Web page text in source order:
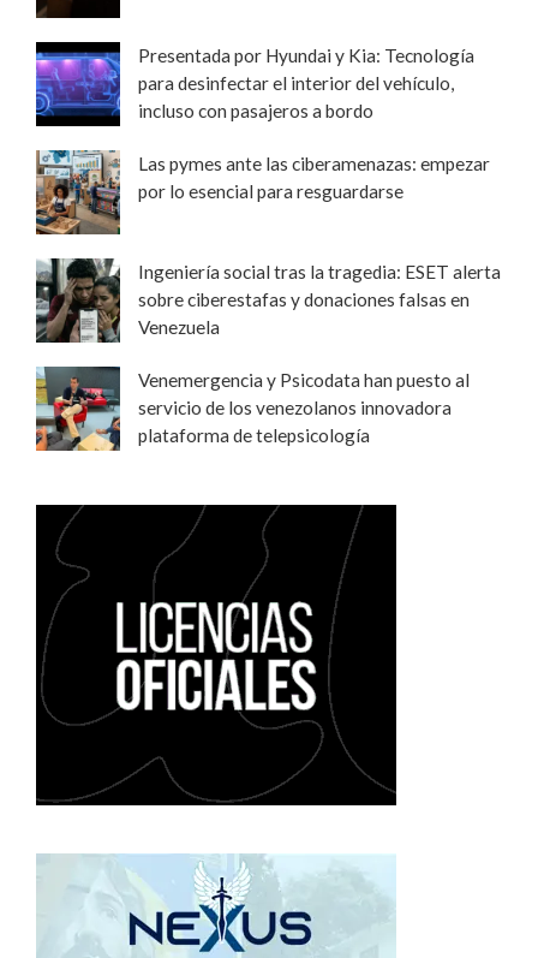
Presentada por Hyundai y Kia: Tecnología
para desinfectar el interior del vehículo,
incluso con pasajeros a bordo
Las pymes ante las ciberamenazas: empezar
por lo esencial para resguardarse
Ingeniería social tras la tragedia: ESET alerta
sobre ciberestafas y donaciones falsas en
Venezuela
Venemergencia y Psicodata han puesto al
servicio de los venezolanos innovadora
plataforma de telepsicología